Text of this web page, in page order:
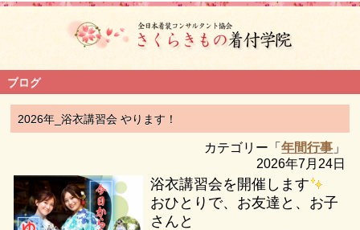
ブログ
2026年_浴衣講習会 やります！
カテゴリー「年間行事 」
2026年7月24日
浴衣講習会を開催します
おひとりで、お友達と、お子
さんと